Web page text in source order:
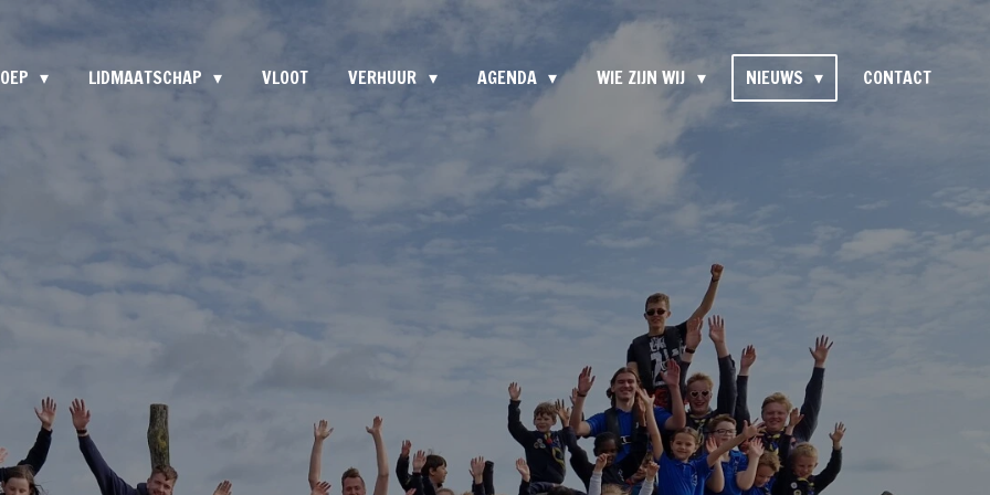
LIDMAATSCHAP VLOOT VERHUUR AGENDA WIE ZIJN WIJ NIEUWS CONTACT